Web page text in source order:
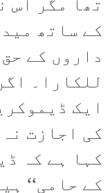
تھا مگر اس
کے ساتھ
داروں کے
للکارا۔
ایک
کی اجازت
کہا ہے کہ
کے حامی‘‘